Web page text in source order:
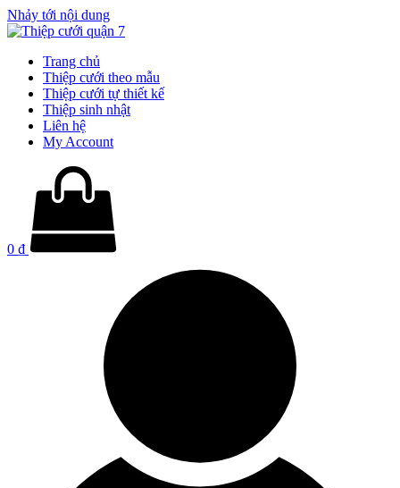
Nhảy tới nội dung
Trang chủ
Thiệp cưới theo mẫu
Thiệp cưới tự thiết kế
Thiệp sinh nhật
Liên hệ
My Account
0 ₫